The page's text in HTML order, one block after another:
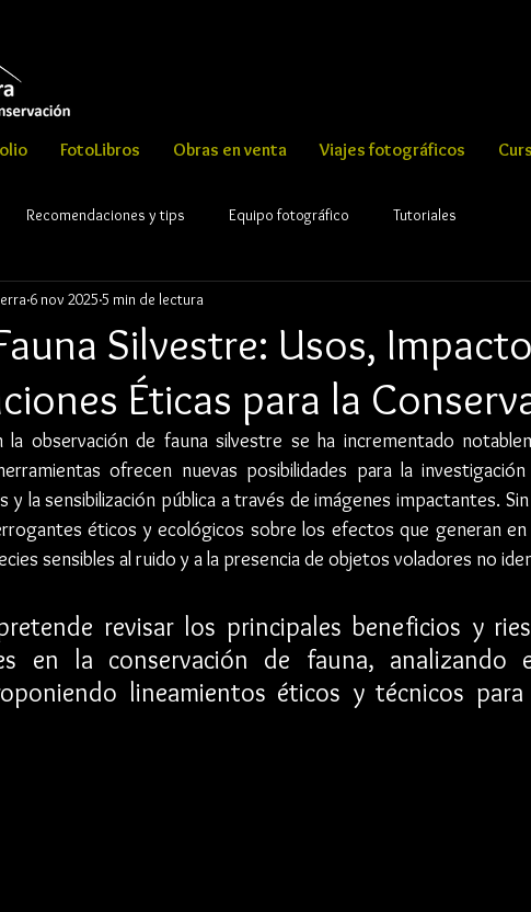
FotoLibros Obras en venta Viajes fotográficos
Rafael Serrano esguerra
Recomendaciones y tips Equipo fotográfico Tutoriales
Silvestre: Usos,
Éticas para la
6 nov 2025 5 min de lectura
observación de fauna silvestre se ha incrementado
ofrecen nuevas posibilidades para la
y la sensibilización pública a través de imágenes impactantes.
éticos y ecológicos sobre los efectos que generan en
sensibles al ruido y a la presencia de objetos voladores no
revisar los principales beneficios y
en la conservación de fauna, analizando
lineamientos éticos y técnicos